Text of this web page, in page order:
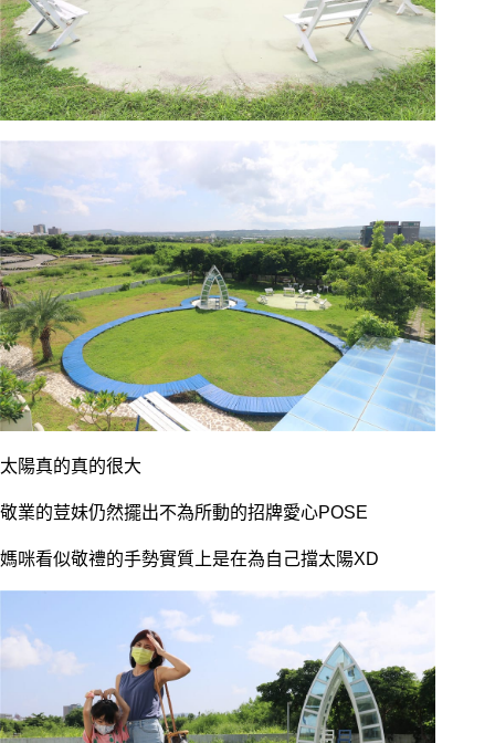
太陽真的真的很大
敬業的荳妹仍然擺出不為所動的招牌愛心POSE
媽咪看似敬禮的手勢實質上是在為自己擋太陽XD